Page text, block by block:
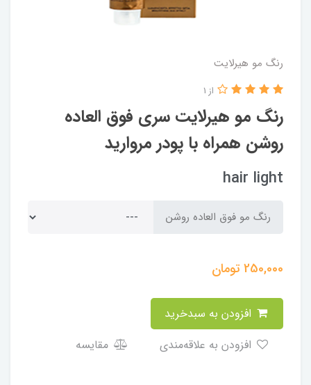
رنگ مو هیرلایت
رنگ مو هیرلایت سری فوق العاده
روشن همراه با پودر مروارید
از 1
hair light
رنگ مو فوق العاده روشن
250,000تومان
مقایسه